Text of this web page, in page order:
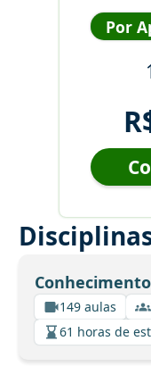
Por
149 aulas
61 horas de